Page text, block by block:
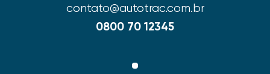
contato@autotrac.com.br
0800 70 12345